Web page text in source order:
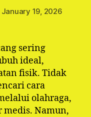
January 19, 2026
sering
ideal,
fisik. Tidak
cara
olahraga,
medis. Namun,